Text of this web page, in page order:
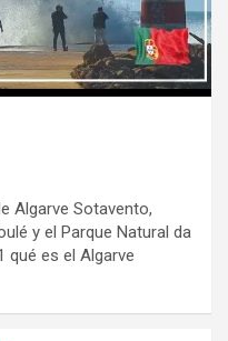
Algarve Sotavento,
y el Parque Natural da
qué es el Algarve